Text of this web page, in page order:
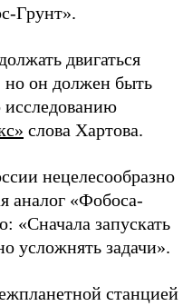
Грунт».
двигаться
но он должен быть
слова Хартова.
нецелесообразно
аналог «Фобоса-
«Сначала запускать
усложнять задачи».
станцией